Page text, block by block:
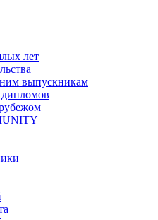
лет
выпускникам